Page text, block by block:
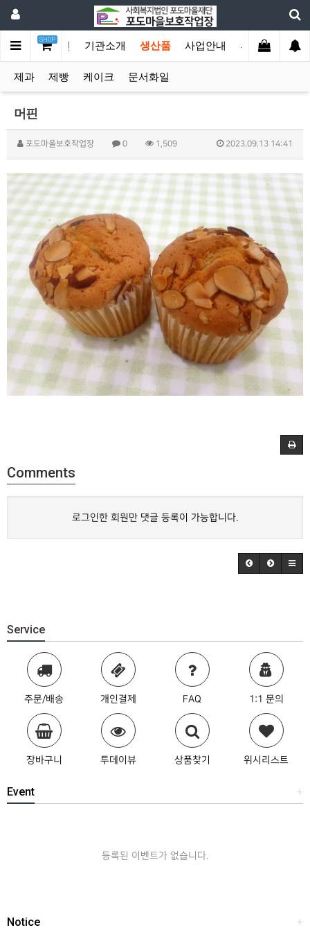
SHOP
메인 기관소개 생산품 사업안내 후원 및 자원
제과 제빵 케이크 문서화일
머핀
포도마을보호작업장 0 1,509 2023.09.13 14:41
Comments
로그인한 회원만 댓글 등록이 가능합니다.
Service
주문/배송 개인결제 FAQ 1:1 문의
장바구니 투데이뷰 상품찾기 위시리스트
+
Event
등록된 이벤트가 없습니다.
+
Notice